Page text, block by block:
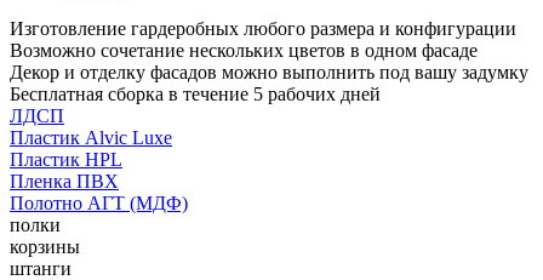
Изготовление гардеробных любого размера и конфигурации
Возможно сочетание нескольких цветов в одном фасаде
Декор и отделку фасадов можно выполнить под вашу задумку
Бесплатная сборка в течение 5 рабочих дней
ЛДСП
Пластик Alvic Luxe
Пластик HPL
Пленка ПВХ
Полотно АГТ (МДФ)
полки
корзины
штанги